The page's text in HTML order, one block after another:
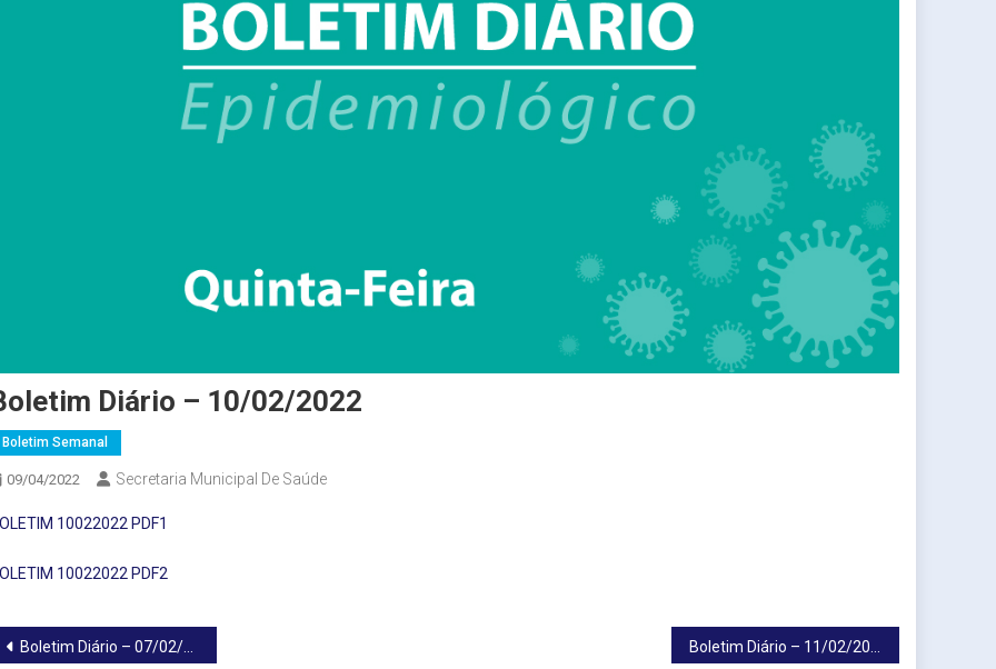
Diário – 10/02/2022
Boletim Semanal
09/04/2022 Secretaria Municipal De Saúde
10022022 PDF1
10022022 PDF2
Boletim Diário – 07/02/2022 Boletim Diário – 11/02/2022